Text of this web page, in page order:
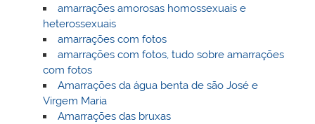
amarrações amorosas homossexuais e
heterossexuais
amarrações com fotos
amarrações com fotos, tudo sobre amarrações
com fotos
Amarrações da água benta de são José e
Virgem Maria
Amarrações das bruxas